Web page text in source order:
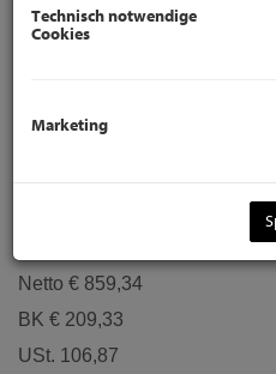
Beschreibung
Diese
Zimmer -
19. Bezirk steht
Die Wohnung ist bis zum
Netto € 859,34
BK € 209,33
USt. 106,87
Technisch notwendige
Cookies
Marketing